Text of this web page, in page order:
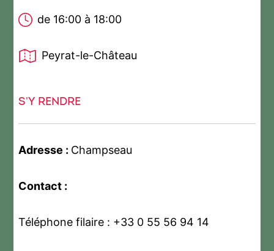
de 16:00 à 18:00
Peyrat-le-Château
S'Y RENDRE
Adresse : Champseau
Contact :
Téléphone filaire : +33 0 55 56 94 14